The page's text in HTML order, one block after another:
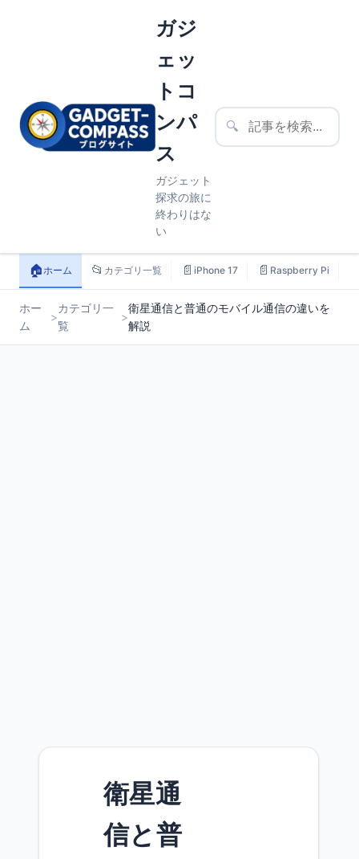
ガジ
ェッ
トコ
ンパ
ス
ガジェット
探求の旅に
終わりはな
い
🔍
🏠ホーム 📂 カテゴリ一覧 📄 iPhone 17 📄 Raspberry Pi
ホー
ム
>
カテゴリ一
覧
>
衛星通信と普通のモバイル通信の違いを
解説
衛星通
信と普